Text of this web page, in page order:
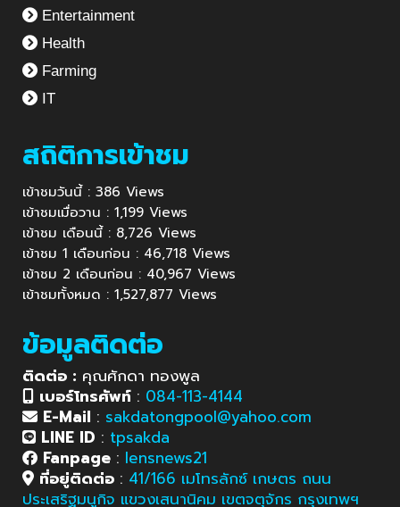
Entertainment
Health
Farming
IT
สถิติการเข้าชม
เข้าชมวันนี้ : 386 Views
เข้าชมเมื่อวาน : 1,199 Views
เข้าชม เดือนนี้ : 8,726 Views
เข้าชม 1 เดือนก่อน : 46,718 Views
เข้าชม 2 เดือนก่อน : 40,967 Views
เข้าชมทั้งหมด : 1,527,877 Views
ข้อมูลติดต่อ
ติดต่อ : คุณศักดา ทองพูล
เบอร์โทรศัพท์ : 084-113-4144
E-Mail : sakdatongpool@yahoo.com
LINE ID : tpsakda
Fanpage : lensnews21
ที่อยู่ติดต่อ : 41/166 เมโทรลักซ์ เกษตร ถนน
ประเสริฐมนูกิจ แขวงเสนานิคม เขตจตุจักร กรุงเทพฯ